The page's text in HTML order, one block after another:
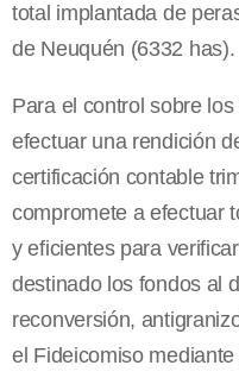
total implantada de
de Neuquén (6332 has).
Para el control sobre
efectuar una rendición
certificación contable
compromete a efectuar
y eficientes para
destinado los fondos al
reconversión,
el Fideicomiso